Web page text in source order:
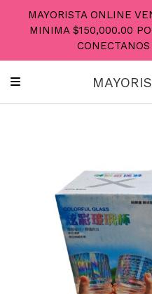
MAYORISTA ONLINE
MINIMA $150,000.00